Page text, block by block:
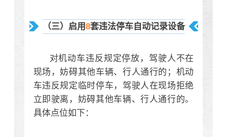
（三）启用8套违法停车自动记录设备
对机动车违反规定停放，驾驶人不在
现场，妨碍其他车辆、行人通行的；机动
车违反规定临时停车，驾驶人在现场拒绝
立即驶离，妨碍其他车辆、行人通行的。
具体点位如下：